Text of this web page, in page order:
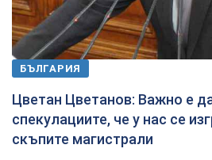
БЪЛГАРИЯ
Цветан Цветанов: Важно е
спекулациите, че у нас се
скъпите магистрали